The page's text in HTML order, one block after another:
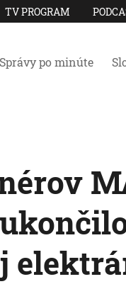
TV PROGRAM
Správy po minúte